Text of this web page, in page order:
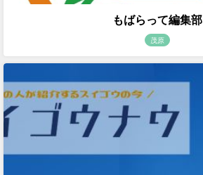
もばらって編集部
茂原